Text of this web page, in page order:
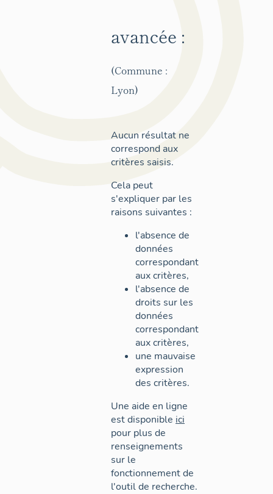
avancée :
(Commune :
Lyon)
Aucun résultat ne
correspond aux
critères saisis.
Cela peut
s'expliquer par les
raisons suivantes :
l'absence de
données
correspondant
aux critères,
l'absence de
droits sur les
données
correspondant
aux critères,
une mauvaise
expression
des critères.
Une aide en ligne
est disponible ici
pour plus de
renseignements
sur le
fonctionnement de
l'outil de recherche.